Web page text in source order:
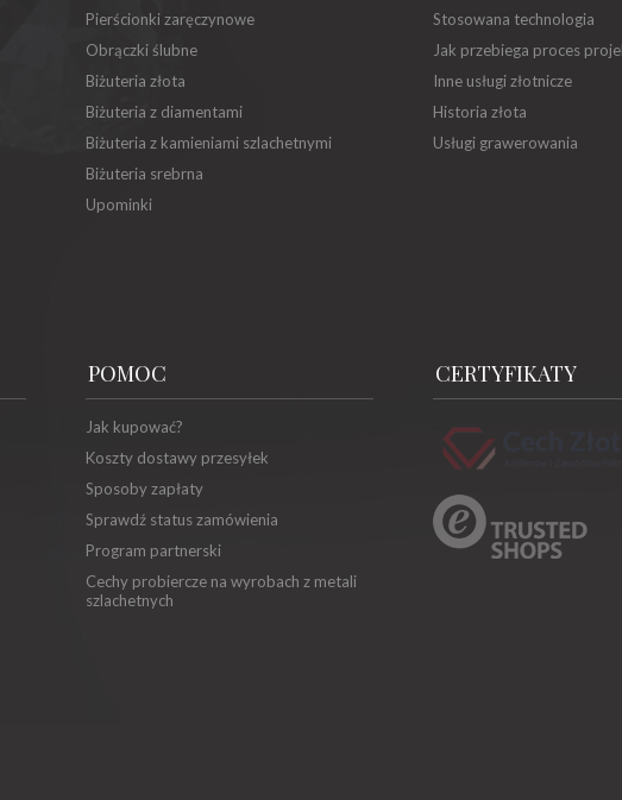
Pierścionki zaręczynowe
Obrączki ślubne
Biżuteria złota
Biżuteria z diamentami
Biżuteria z kamieniami szlachetnymi
Biżuteria srebrna
Upominki
Stosowana technologia
Jak przebiega proces
Inne usługi złotnicze
Historia złota
Usługi grawerowania
POMOC
Jak kupować?
Koszty dostawy przesyłek
Sposoby zapłaty
Sprawdź status zamówienia
Program partnerski
Cechy probiercze na wyrobach z metali
szlachetnych
CERTYFIKATY